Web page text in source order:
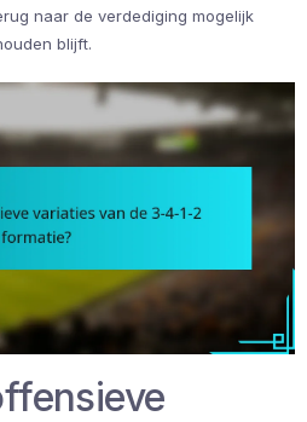
naar de verdediging mogelijk
blijft.